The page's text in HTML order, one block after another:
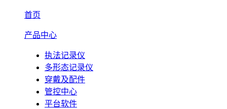
首页
产品中心
执法记录仪
多形态记录仪
穿戴及配件
管控中心
平台软件